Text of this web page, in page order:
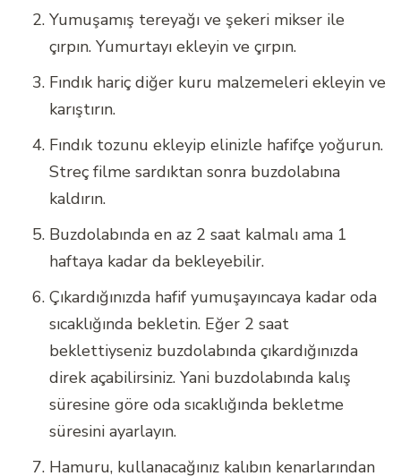
Yumuşamış tereyağı ve şekeri mikser ile
çırpın. Yumurtayı ekleyin ve çırpın.
Fındık hariç diğer kuru malzemeleri ekleyin ve
karıştırın.
Fındık tozunu ekleyip elinizle hafifçe yoğurun.
Streç filme sardıktan sonra buzdolabına
kaldırın.
Buzdolabında en az 2 saat kalmalı ama 1
haftaya kadar da bekleyebilir.
Çıkardığınızda hafif yumuşayıncaya kadar oda
sıcaklığında bekletin. Eğer 2 saat
beklettiyseniz buzdolabında çıkardığınızda
direk açabilirsiniz. Yani buzdolabında kalış
süresine göre oda sıcaklığında bekletme
süresini ayarlayın.
Hamuru, kullanacağınız kalıbın kenarlarından